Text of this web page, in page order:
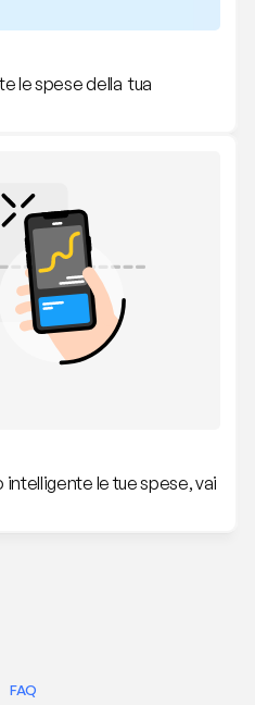
le spese della  tua
le tue spese, vai
FAQ